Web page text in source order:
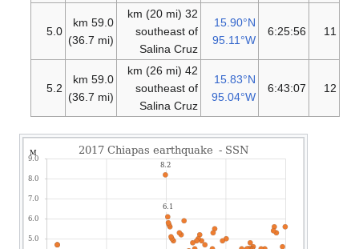
11
6:25:56
15.90°N
95.11°W
32 km (20 mi)
southeast of
Salina Cruz
59.0 km
(36.7 mi)
5.0
12
6:43:07
15.83°N
95.04°W
42 km (26 mi)
southeast of
Salina Cruz
59.0 km
(36.7 mi)
5.2